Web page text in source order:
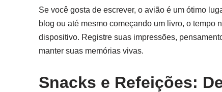
Se você gosta de escrever, o avião é um ótimo
blog ou até mesmo começando um livro, o tempo
dispositivo. Registre suas impressões,
manter suas memórias vivas.
Snacks e Refeições: